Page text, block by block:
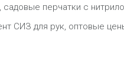
перчатки с
СИЗ для рук, оптовые